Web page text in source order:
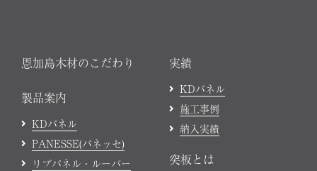
恩加島木材のこだわり
製品案内
KDパネル
PANESSE(パネッセ)
リブパネル・ルーバー
実績
KDパネル
施工事例
納入実績
突板とは